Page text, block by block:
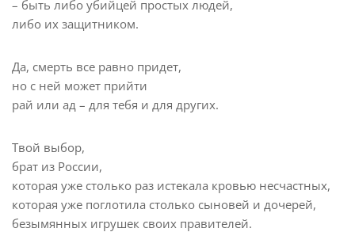
– быть либо убийцей простых людей,
либо их защитником.
Да, смерть все равно придет,
но с ней может прийти
рай или ад – для тебя и для других.
Твой выбор,
брат из России,
которая уже столько раз истекала кровью несчастных,
которая уже поглотила столько сыновей и дочерей,
безымянных игрушек своих правителей.